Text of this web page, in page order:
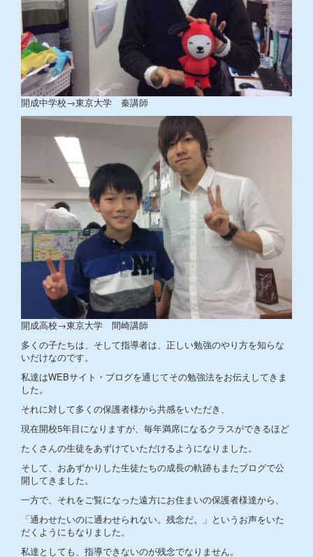
開成中学校→東京大学 秦講師
開成高校→東京大学 間崎講師
多くの子たちは、そして指導者は、正しい勉強のやり方を知らな
いだけなのです。
私達はWEBサイト・ブログを通じてその勉強法をお伝えしてきま
した。
それに対して多くの保護者様から共感をいただき、
現在開校5年目になりますが、毎年満席になるクラスができるほど
たくさんの生徒をあずけていただけるようになりました。
そして、おあずかりした生徒たちの成長の軌跡もまたブログで公
開してきました。
一方で、それをご覧になった遠方にお住まいの保護者様達から、
「通わせたいのに通わせられない。残念だ。」というお声をいた
だくようにもなりました。
私達としても、指導できないのが残念でなりません。